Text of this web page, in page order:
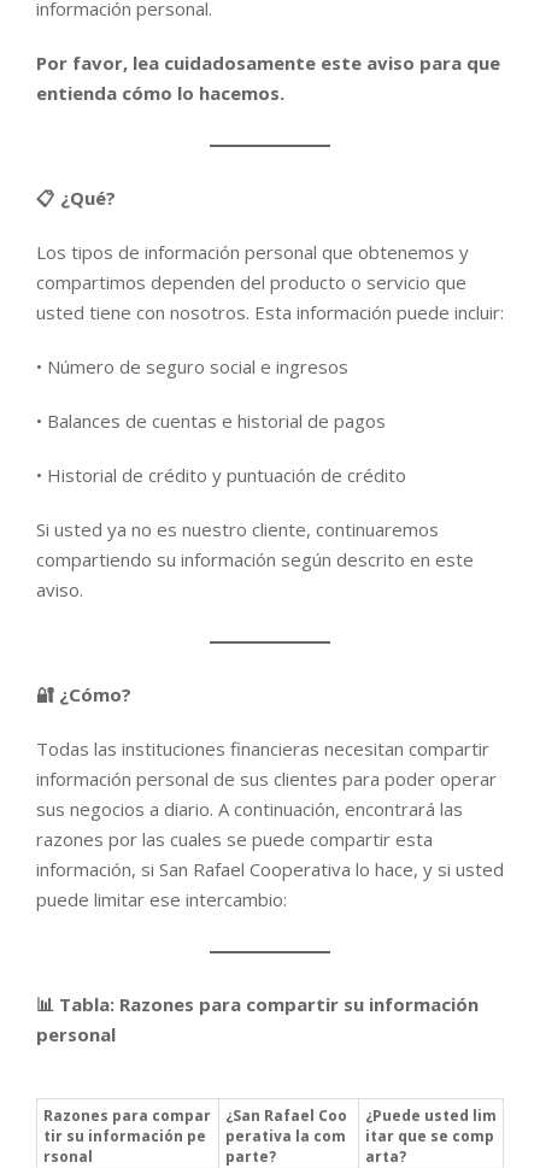
información personal.
Por favor, lea cuidadosamente este aviso para que
entienda cómo lo hacemos.
📋 ¿Qué?
Los tipos de información personal que obtenemos y
compartimos dependen del producto o servicio que
usted tiene con nosotros. Esta información puede incluir:
• Número de seguro social e ingresos
• Balances de cuentas e historial de pagos
• Historial de crédito y puntuación de crédito
Si usted ya no es nuestro cliente, continuaremos
compartiendo su información según descrito en este
aviso.
🔐 ¿Cómo?
Todas las instituciones financieras necesitan compartir
información personal de sus clientes para poder operar
sus negocios a diario. A continuación, encontrará las
razones por las cuales se puede compartir esta
información, si San Rafael Cooperativa lo hace, y si usted
puede limitar ese intercambio:
📊 Tabla: Razones para compartir su información
personal
Razones para compar
tir su información pe
rsonal
¿San Rafael Coo
perativa la com
parte?
¿Puede usted lim
itar que se comp
arta?